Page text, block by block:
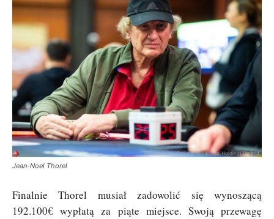
Jean-Noel Thorel
Finalnie Thorel musiał zadowolić się wynoszącą
192.100€ wypłatą za piąte miejsce. Swoją przewagę